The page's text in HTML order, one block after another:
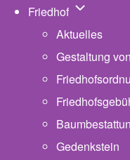
Friedhof
Aktuelles
Gestaltung
Gedenkstein